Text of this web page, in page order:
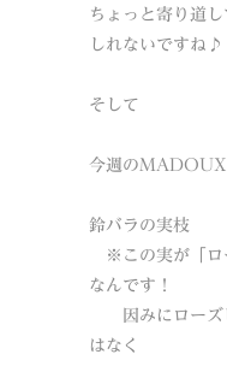
ちょっと寄り道
しれないですね♪
そして
今週のMADOUX
鈴バラの実枝
※この実が「ロ
なんです！
因みにローズ
はなく